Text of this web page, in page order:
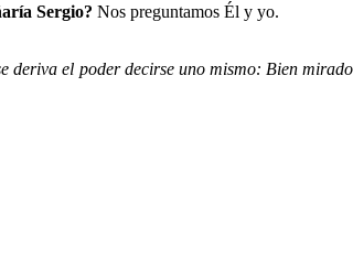
Sergio? Nos preguntamos Él y yo.
deriva el poder decirse uno mismo: Bien